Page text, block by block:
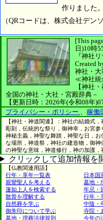
作りました。
（QRコードは、株式会社デン
[This
日)10時
『神社
Created
神社・
≪神社統
【神社
全国の神社・大社・宮殿辞典－
【更新日時：2026年(令和08年
プライバシー・ポリシー 、 稼働
【神社・神道関連】：神社の結婚式
彫刻，伝統的な祭り，御神幸，お宮
神秘主義，神聖な舞踏，神聖な日，
な場所，神道祭，神社の建造物，御
の神聖な意味，神道修行，神の加護
クリックして追加情報を
【仏教関連用語】
行年・享年一覧表
日本国
親鸞聖人を考える
墓地・
蓮如上人を検索する
年忌・
散骨を理解する
行年・
自然葬を学ぶ
中陰・
御朱印について学ぶ
寺院・
墓地・埋葬法律規則
今年の